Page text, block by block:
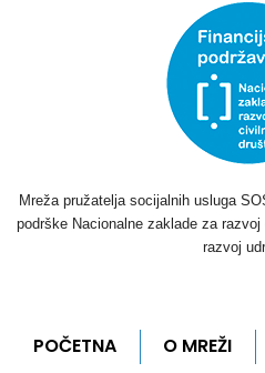
Mreža pružatelja socijalnih usluga
podrške Nacionalne zaklade za
razvoj
POČETNA O MREŽI